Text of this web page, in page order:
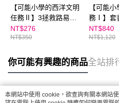
【可能小學的西洋文明
任務Ⅱ】3拯救路易十
六
NT$276
NT$350
【可能
務Ⅰ】套
NT$840
NT$1,120
你可能有興趣的商品全站排
熱門標籤
本網站中使用 cookie，欲查詢有關本網站